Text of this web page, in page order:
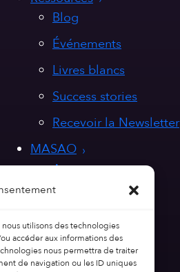
utilisons des technologies
accéder aux informations des
nous permettra de traiter
de navigation ou les ID uniques
Blog
Événements
Livres blancs
Success stories
Recevoir la Newsletter
MASAO
A propos
Nos valeurs
Nous rejoindre
Contact